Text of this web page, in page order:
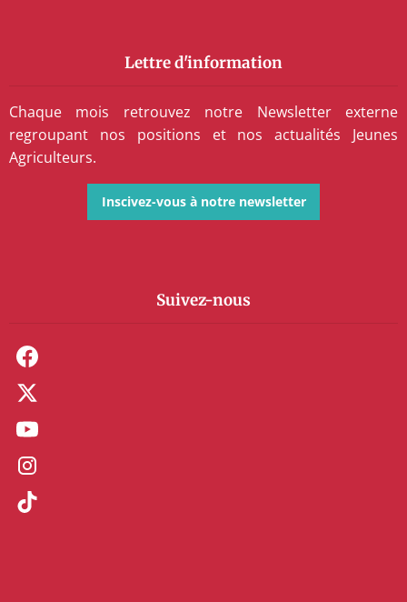
Lettre d'information
Chaque mois retrouvez notre Newsletter externe
regroupant nos positions et nos actualités Jeunes
Agriculteurs.
Inscivez-vous à notre newsletter
Suivez-nous